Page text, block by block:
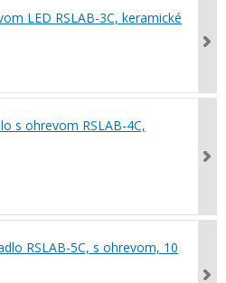
LED RSLAB-3C, keramické
s ohrevom RSLAB-4C,
RSLAB-5C, s ohrevom, 10